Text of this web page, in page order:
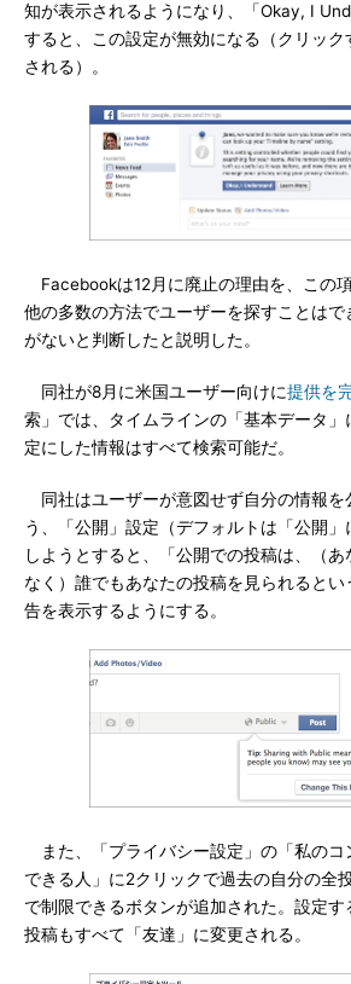
知が表示されるようになり、「Okay, I
すると、この設定が無効になる（クリッ
される）。
Facebookは12月に廃止の理由を、この
他の多数の方法でユーザーを探すことは
がないと判断したと説明した。
同社が8月に米国ユーザー向けに提供を
索」では、タイムラインの「基本データ
定にした情報はすべて検索可能だ。
同社はユーザーが意図せず自分の情報を
う、「公開」設定（デフォルトは「公開
しようとすると、「公開での投稿は、（
なく）誰でもあなたの投稿を見られると
告を表示するようにする。
また、「プライバシー設定」の「私のコ
できる人」に2クリックで過去の自分の全
で制限できるボタンが追加された。設定
投稿もすべて「友達」に変更される。